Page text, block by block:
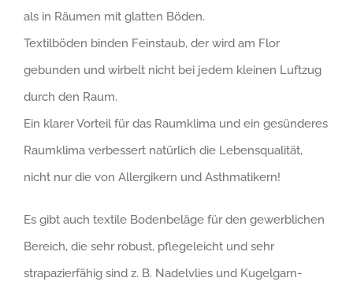
als in Räumen mit glatten Böden.
Textilböden binden Feinstaub, der wird am Flor
gebunden und wirbelt nicht bei jedem kleinen Luftzug
durch den Raum.
Ein klarer Vorteil für das Raumklima und ein gesünderes
Raumklima verbessert natürlich die Lebensqualität,
nicht nur die von Allergikern und Asthmatikern!
Es gibt auch textile Bodenbeläge für den gewerblichen
Bereich, die sehr robust, pflegeleicht und sehr
strapazierfähig sind z. B. Nadelvlies und Kugelgarn-